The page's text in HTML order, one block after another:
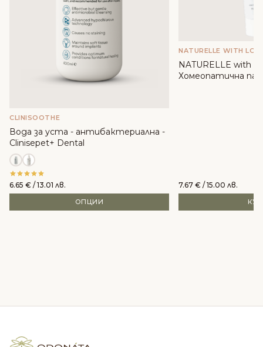
CLINISOOTHE
Вода за уста - антибактериална -
Clinisepet+ Dental
6.65 € / 13.01 лв.
ОПЦИИ
NATURELLE WITH
NATURELLE with
Хомеопатична
7.67 € / 15.00 лв.